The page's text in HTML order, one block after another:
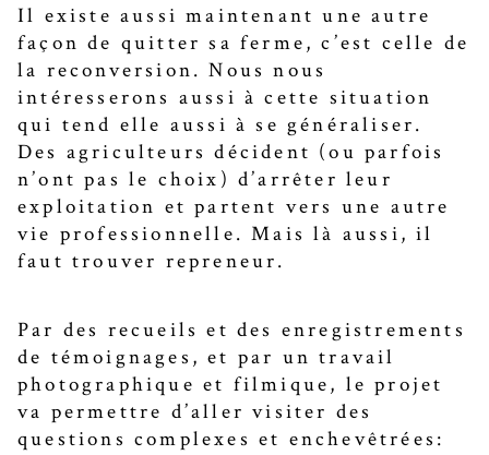
Il existe aussi maintenant une autre
façon de quitter sa ferme, c’est celle de
la reconversion. Nous nous
intéresserons aussi à cette situation
qui tend elle aussi à se généraliser.
Des agriculteurs décident (ou parfois
n’ont pas le choix) d’arrêter leur
exploitation et partent vers une autre
vie professionnelle. Mais là aussi, il
faut trouver repreneur.
Par des recueils et des enregistrements
de témoignages, et par un travail
photographique et filmique, le projet
va permettre d’aller visiter des
questions complexes et enchevêtrées: